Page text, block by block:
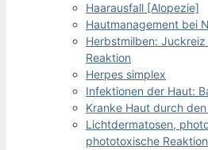
Haarausfall [Alopezie]
Hautmanagement bei
Herbstmilben:
Reaktion
Herpes simplex
Infektionen der Haut:
Kranke Haut durch
Lichtdermatosen,
phototoxische